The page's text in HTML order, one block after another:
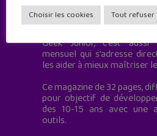
Geek Junior est le premier
à destination des
Geek Junior, c’est
mensuel qui s’adresse
les aider à mieux maîtriser
Ce magazine de 32 pages,
pour objectif de
des 10-15 ans avec une
outils.
Choisir les cookies Tout refuser